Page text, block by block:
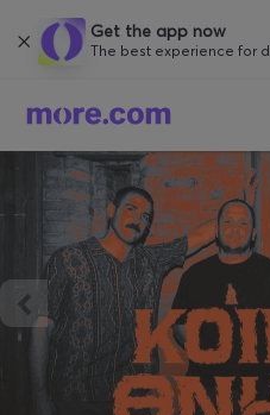
Get the app now
The best experience for